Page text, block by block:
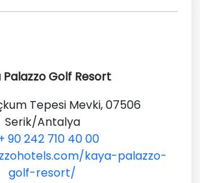
Palazzo Golf Resort
Tepesi Mevki, 07506
Serik/Antalya
90 242 710 40 00
kaya-palazzo-
golf-resort/